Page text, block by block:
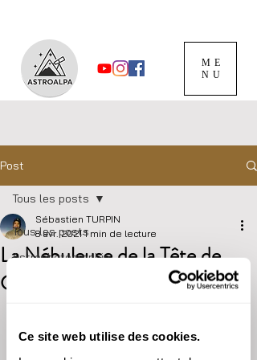
Ce site web utilise des cookies.
ME
NU
Post
Tous les posts
Astrophotographie
Tous les posts
La Nébuleuse de la Tête de
Cheval
Sébastien TURPIN
8 avr. 2021 1 min de lecture